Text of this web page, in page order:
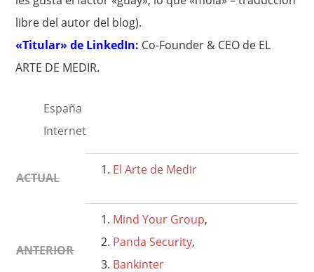
libre del autor del blog).
«Titular» de LinkedIn: Co-Founder & CEO de EL
ARTE DE MEDIR.
España
Internet
ACTUAL
El Arte de Medir
ANTERIOR
Mind Your Group,
Panda Security,
Bankinter